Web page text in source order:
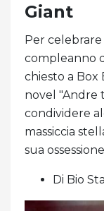
Giant
Per
compleanno
chiesto a
novel "Andre
condividere
massiccia
sua
Di Bio